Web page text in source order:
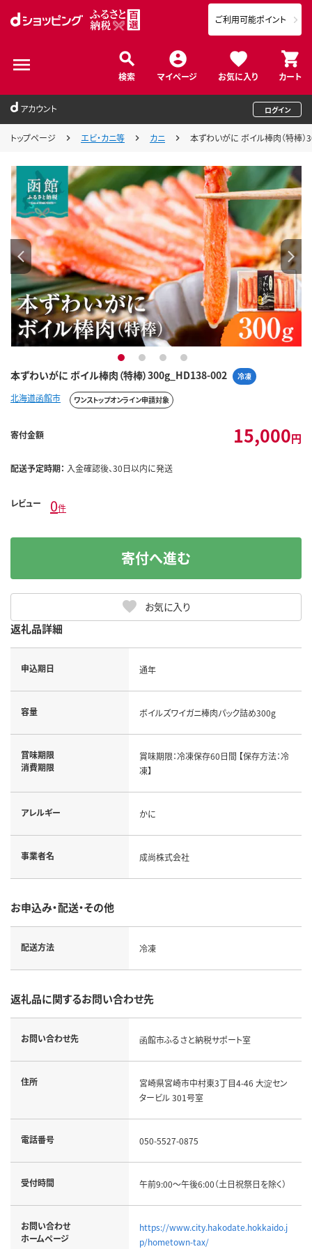
検索 マイページ お気に入り カート
ご利用可能ポイント
アカウント ログイン
トップページ エビ・カニ等 カニ 本ずわいがに ボイル棒肉（特棒
本ずわいがに ボイル棒肉（特棒）300g_HD138-002 冷凍
1 2 3 4
北海道函館市 ワンストップオンライン申請対象
寄付金額 15,000円
配送予定時期： 入金確認後、30日以内に発送
レビュー 0件
お気に入り
寄付へ進む
返礼品詳細
申込期日 通年
容量 ボイルズワイガニ棒肉パック詰め300g
賞味期限
消費期限
賞味期限：冷凍保存60日間 【保存方法：冷
凍】
アレルギー かに
事業者名 成尚株式会社
お申込み・配送・その他
配送方法 冷凍
返礼品に関するお問い合わせ先
お問い合わせ先 函館市ふるさと納税サポート室
住所
宮崎県宮崎市中村東3丁目4-46 大淀セン
タービル 301号室
電話番号 050-5527-0875
受付時間 午前9:00～午後6:00（土日祝祭日を除く）
お問い合わせ
ホームページ
https://www.city.hakodate.hokkaido.j
p/hometown-tax/